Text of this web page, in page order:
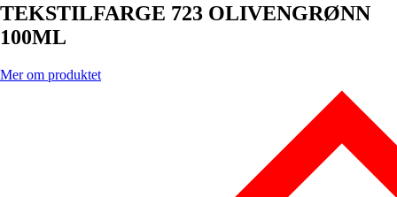
TEKSTILFARGE 723 OLIVENGRØNN
100ML
Mer om produktet